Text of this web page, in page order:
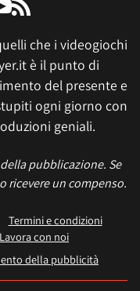
che i videogiochi
è il punto di
del presente e
ogni giorno con
geniali.
pubblicazione. Se
ricevere un compenso.
Termini e condizioni
Lavora con noi
della pubblicità